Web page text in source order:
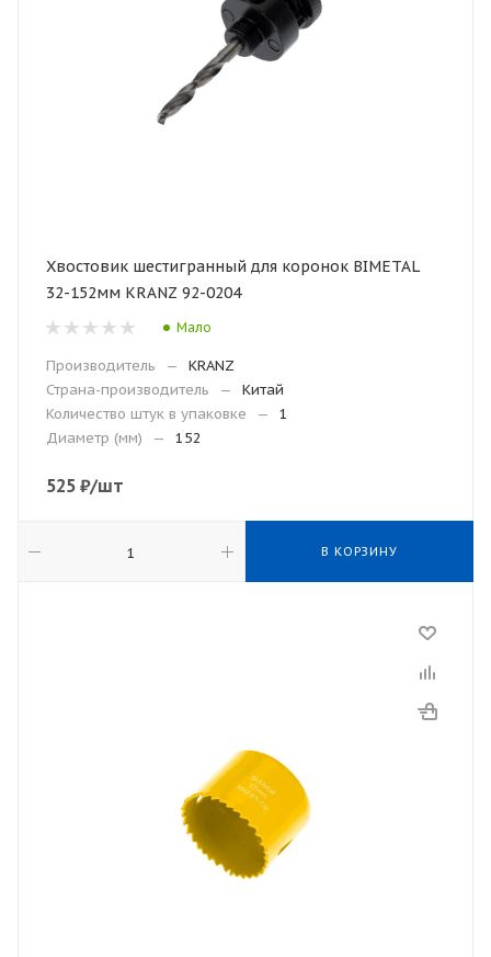
Хвостовик шестигранный для коронок BIMETAL
32-152мм KRANZ 92-0204
Мало
Производитель —
KRANZ
Страна-производитель
—
Китай
Количество штук в упаковке
—
1
Диаметр (мм)
— 152
525 ₽/шт
В КОРЗИНУ